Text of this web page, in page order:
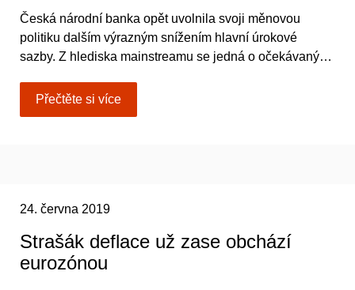
Česká národní banka opět uvolnila svoji měnovou
politiku dalším výrazným snížením hlavní úrokové
sazby. Z hlediska mainstreamu se jedná o očekávaný…
Přečtěte si více
24. června 2019
Strašák deflace už zase obchází
eurozónou